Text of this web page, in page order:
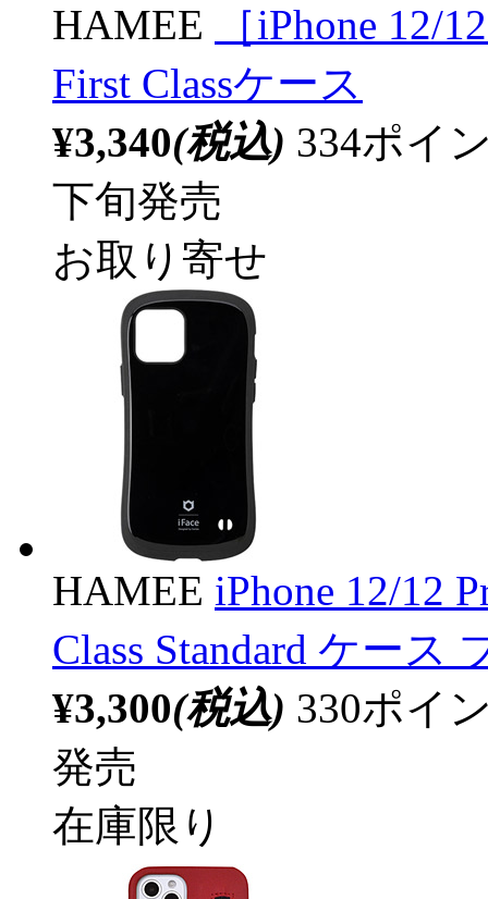
HAMEE
［iPhone 12/
First Classケース
¥3,340(税込) 334ポイ
下旬発売
お取り寄せ
HAMEE iPhone 12/12
Class Standard ケース
¥3,300(税込) 330ポイ
発売
在庫限り